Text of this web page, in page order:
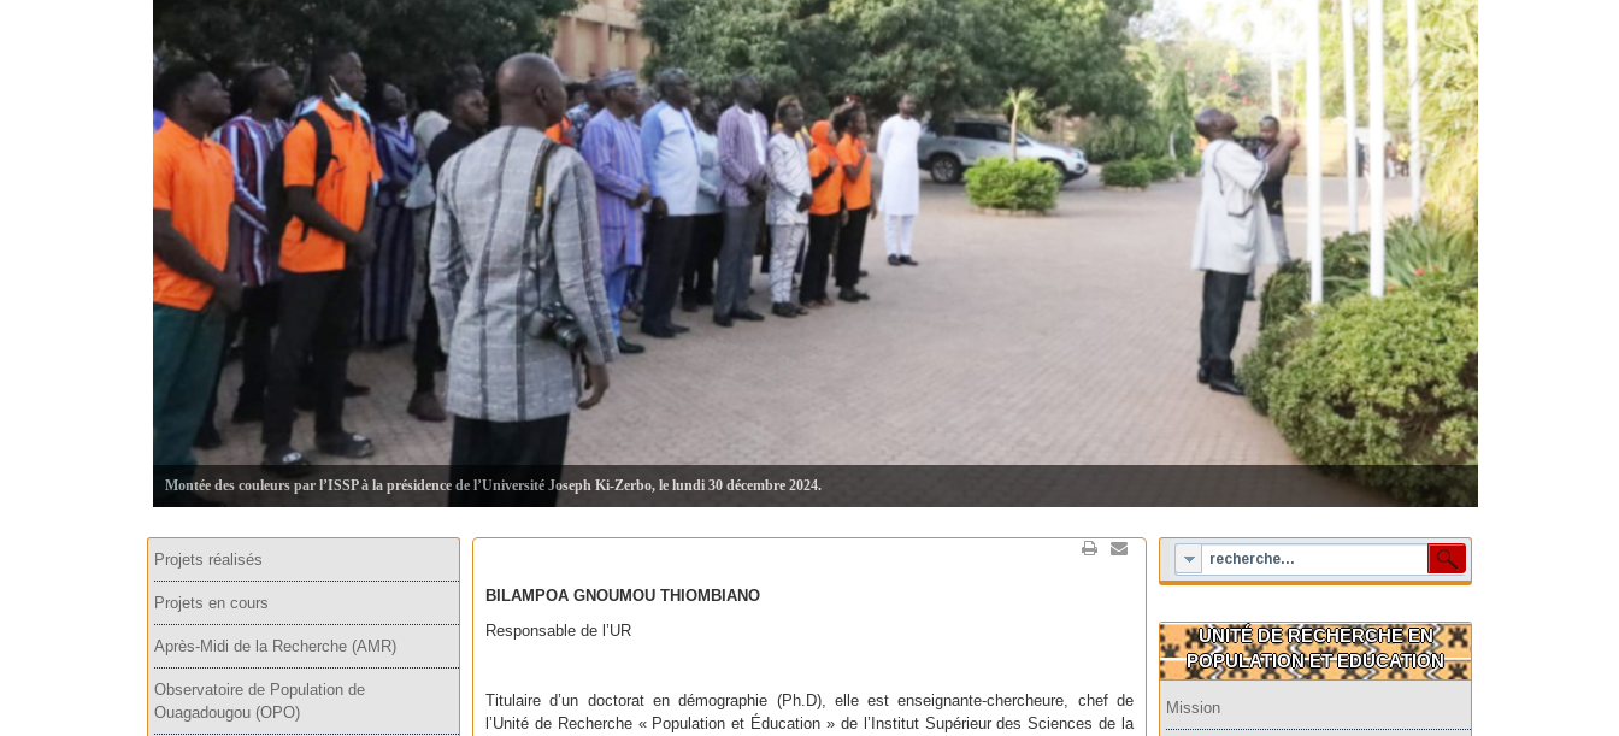
Montée des couleurs par l’ISSP à la présidence de l’Université Joseph Ki-Zerbo, le lundi 30 décembre 2024.
BILAMPOA GNOUMOU THIOMBIANO
Responsable de l’UR
Titulaire d’un doctorat en démographie (Ph.D), elle est enseignante-chercheure, chef de
l’Unité de Recherche « Population et Éducation » de l’Institut Supérieur des Sciences de la
Projets réalisés
Projets en cours
Après-Midi de la Recherche (AMR)
Observatoire de Population de
Ouagadougou (OPO)
UNITÉ DE RECHERCHE EN
POPULATION ET EDUCATION
Mission